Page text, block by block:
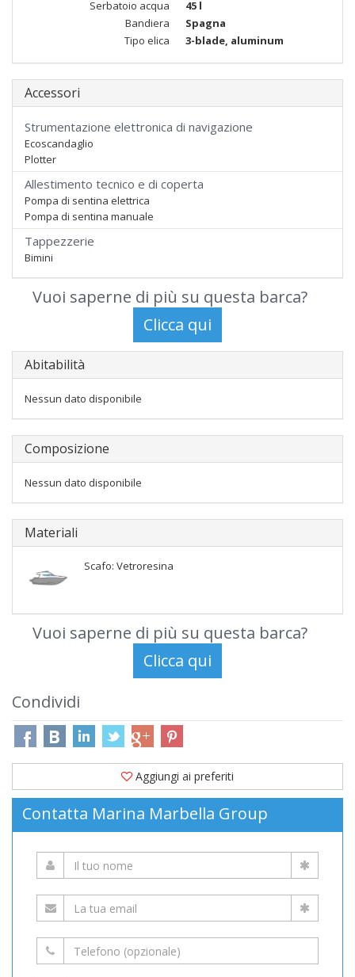
Serbatoio acqua
45 l
Bandiera
Spagna
Tipo elica
3-blade, aluminum
Accessori
Strumentazione elettronica di navigazione
Ecoscandaglio
Plotter
Allestimento tecnico e di coperta
Pompa di sentina elettrica
Pompa di sentina manuale
Tappezzerie
Bimini
Vuoi saperne di più su questa barca?
Abitabilità
Nessun dato disponibile
Composizione
Nessun dato disponibile
Materiali
Scafo: Vetroresina
Vuoi saperne di più su questa barca?
Condividi
Aggiungi ai preferiti
Contatta Marina Marbella Group